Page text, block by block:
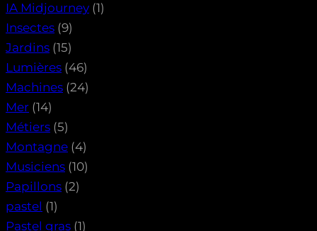
IA Midjourney (1)
Insectes (9)
Jardins (15)
Lumières (46)
Machines (24)
Mer (14)
Métiers (5)
Montagne (4)
Musiciens (10)
Papillons (2)
pastel (1)
Pastel gras (1)